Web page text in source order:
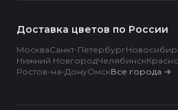
Доставка цветов по России
МоскваСанкт-Петербург
Нижний НовгородЧелябинск
Ростов-на-ДонуОмскВсе города →